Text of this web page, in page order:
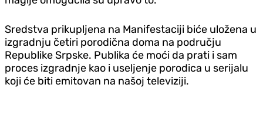
Sredstva prikupljena na Manifestaciji biće uložena u
izgradnju četiri porodična doma na području
Republike Srpske. Publika će moći da prati i sam
proces izgradnje kao i useljenje porodica u serijalu
koji će biti emitovan na našoj televiziji.